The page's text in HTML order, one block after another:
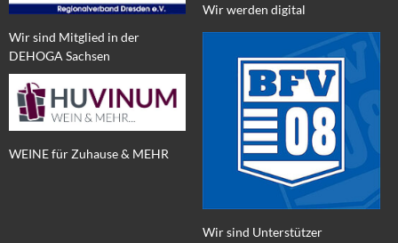
Wir sind Mitglied in der
DEHOGA Sachsen
WEINE für Zuhause & MEHR
Wir werden digital
Wir sind Unterstützer